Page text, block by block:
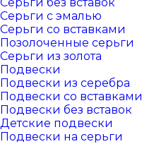
Серьги с эмалью
Серьги со вставками
Позолоченные серьги
Серьги из золота
Подвески
Подвески из серебра
Подвески со вставками
Подвески без вставок
Детские подвески
Подвески на серьги